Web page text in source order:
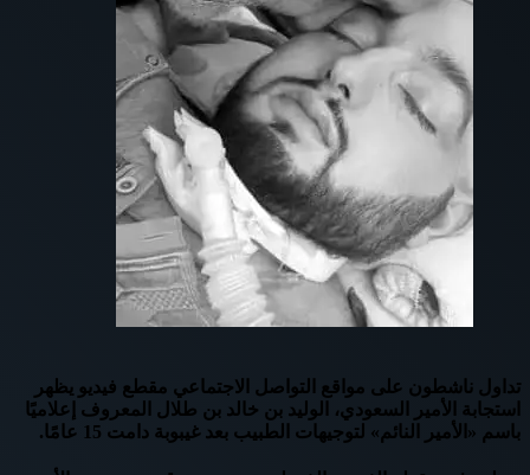
تداول ناشطون على مواقع التواصل الاجتماعي مقطع فيديو يظهر
استجابة الأمير السعودي، الوليد بن خالد بن طلال المعروف إعلاميًا
باسم «الأمير النائم» لتوجيهات الطبيب بعد غيبوبة دامت 15 عامًا.